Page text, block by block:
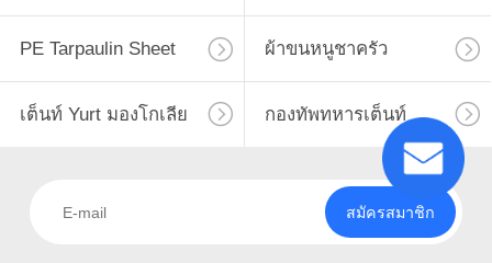
PE Tarpaulin Sheet ผ้าขนหนูชาครัว
เต็นท์ Yurt มองโกเลีย กองทัพทหารเต็นท์
สมัครสมาชิก